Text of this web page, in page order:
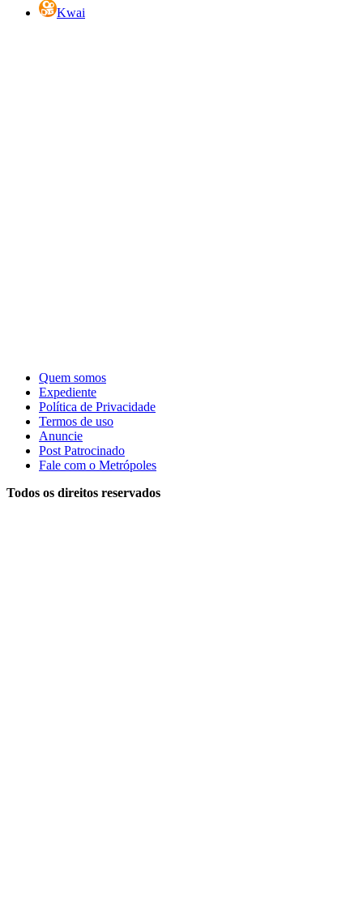
Kwai
Quem somos
Expediente
Política de Privacidade
Termos de uso
Anuncie
Post Patrocinado
Fale com o Metrópoles
Todos os direitos reservados